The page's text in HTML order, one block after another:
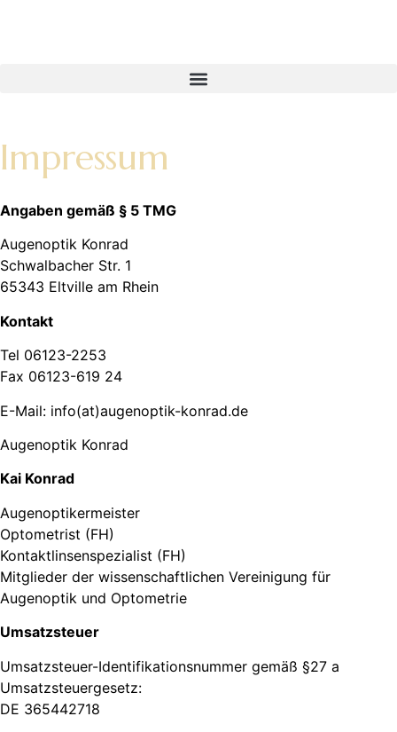
Impressum
Angaben gemäß § 5 TMG
Augenoptik Konrad
Schwalbacher Str. 1
65343 Eltville am Rhein
Kontakt
Tel 06123-2253
Fax 06123-619 24
E-Mail: info(at)augenoptik-konrad.de
Augenoptik Konrad
Kai Konrad
Augenoptikermeister
Optometrist (FH)
Kontaktlinsenspezialist (FH)
Mitglieder der wissenschaftlichen Vereinigung für
Augenoptik und Optometrie
Umsatzsteuer
Umsatzsteuer-Identifikationsnummer gemäß §27 a
Umsatzsteuergesetz:
DE 365442718